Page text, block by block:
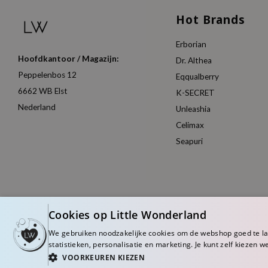
Hoofdkantoor / Magazijn:
Peppelenbos 12
6662 WB Elst
Nederland
Hot Brands
Erborian
Dr. Althea
Eqqualberry
K-SECRET
Unleashia
Celimax
Seapuri
© Copyright 2026 Little Wonderland - Korean skincare specialized store in
Cookies op Little Wonderland
We gebruiken noodzakelijke cookies om de webshop goed
statistieken, personalisatie en marketing. Je kunt zelf kiezen
VOORKEUREN KIEZEN